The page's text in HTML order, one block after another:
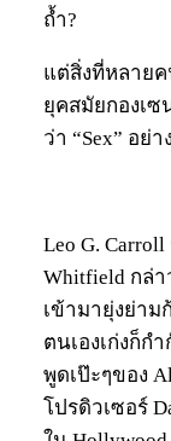
ถ้ำ?
แต่สิ่งที่หลาย
ยุคสมัยกองเซ
ว่า “Sex” อย่
Leo G.
Whitfield กล่า
เข้ามายุ่งย่า
ตนเองเก่งก็ก
พูดเป๊ะๆของ
โปรดิวเซอร์